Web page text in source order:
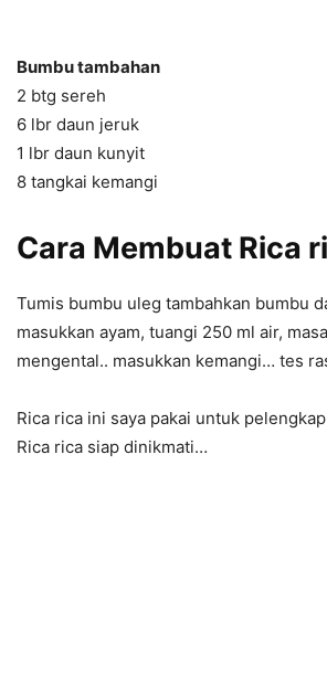
Bumbu tambahan
2 btg sereh
6 lbr daun jeruk
1 lbr daun kunyit
8 tangkai kemangi
Cara Membuat Rica
Tumis bumbu uleg tambahkan bumbu
masukkan ayam, tuangi 250 ml air,
mengental.. masukkan kemangi… tes
Rica rica ini saya pakai untuk
Rica rica siap dinikmati…